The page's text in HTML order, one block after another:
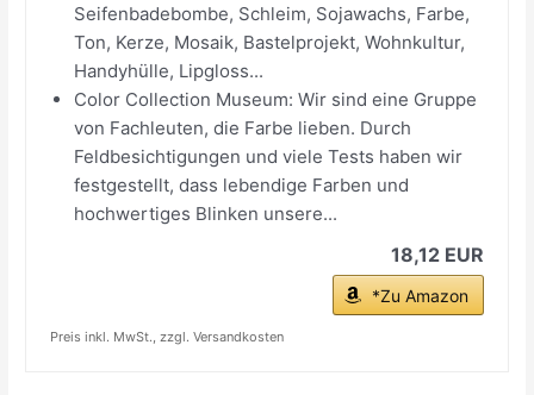
Seifenbadebombe, Schleim, Sojawachs, Farbe,
Ton, Kerze, Mosaik, Bastelprojekt, Wohnkultur,
Handyhülle, Lipgloss...
Color Collection Museum: Wir sind eine Gruppe
von Fachleuten, die Farbe lieben. Durch
Feldbesichtigungen und viele Tests haben wir
festgestellt, dass lebendige Farben und
hochwertiges Blinken unsere...
18,12 EUR
*Zu Amazon
Preis inkl. MwSt., zzgl. Versandkosten